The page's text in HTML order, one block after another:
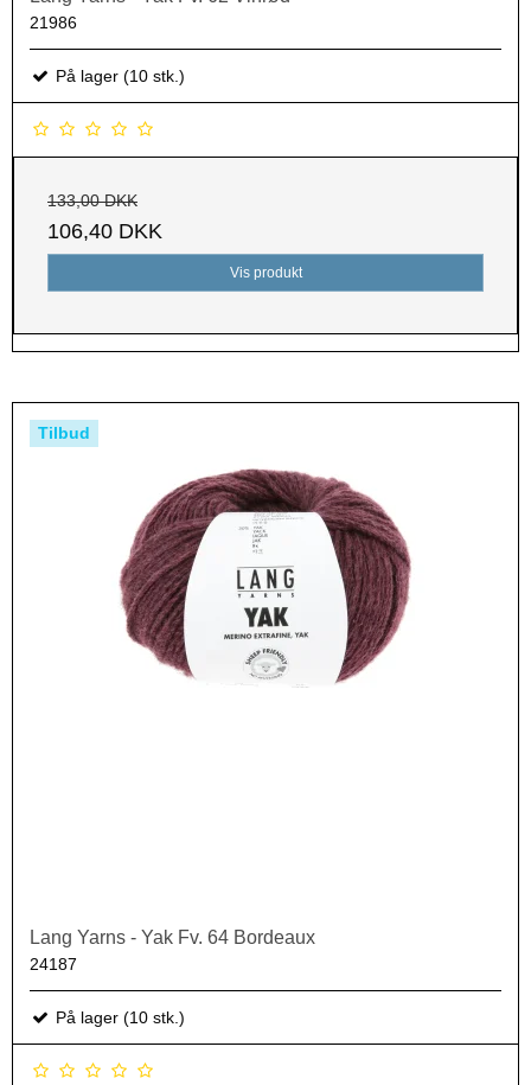
21986
På lager (10 stk.)
133,00 DKK
106,40 DKK
Vis produkt
Tilbud
Lang Yarns - Yak Fv. 64 Bordeaux
24187
På lager (10 stk.)